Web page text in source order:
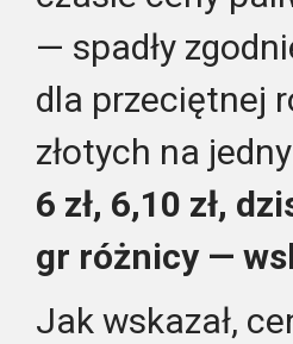
— spadły
dla przeciętnej
złotych na
6 zł, 6,10 zł,
gr różnicy —
Jak wskazał,